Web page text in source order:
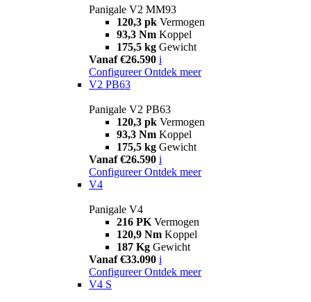
Panigale V2 MM93
120,3 pk Vermogen
93,3 Nm Koppel
175,5 kg Gewicht
Vanaf €26.590 i
Configureer Ontdek meer
V2 PB63
Panigale V2 PB63
120,3 pk Vermogen
93,3 Nm Koppel
175,5 kg Gewicht
Vanaf €26.590 i
Configureer Ontdek meer
V4
Panigale V4
216 PK Vermogen
120,9 Nm Koppel
187 Kg Gewicht
Vanaf €33.090 i
Configureer Ontdek meer
V4 S